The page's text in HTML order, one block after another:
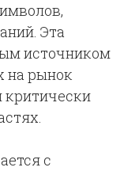
Эта
источником
на рынок
критически
с